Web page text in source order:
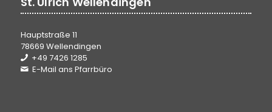
Hauptstraße 11
78669 Wellendingen
+49 7426 1285
E-Mail ans Pfarrbüro